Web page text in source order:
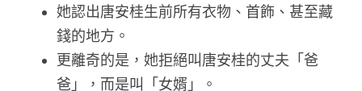
她認出唐安桂生前所有衣物、首飾、甚至藏
錢的地方。
更離奇的是，她拒絕叫唐安桂的丈夫「爸
爸」，而是叫「女婿」。